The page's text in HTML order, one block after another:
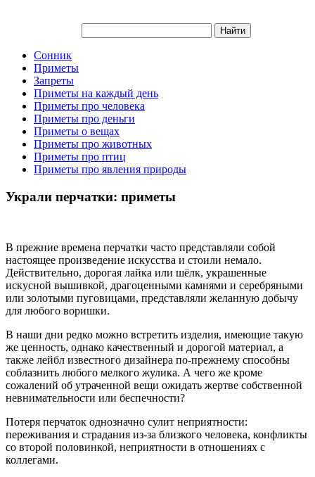
Сонник
Приметы
Запреты
Приметы на каждый день
Приметы про человека
Приметы про деньги
Приметы о вещах
Приметы про животных
Приметы про птиц
Приметы про явления природы
Украли перчатки: приметы
В прежние времена перчатки часто представляли собой
настоящее произведение искусства и стоили немало.
Действительно, дорогая лайка или шёлк, украшенные
искусной вышивкой, драгоценными камнями и серебряными
или золотыми пуговицами, представляли желанную добычу
для любого воришки.
В наши дни редко можно встретить изделия, имеющие такую
же ценность, однако качественный и дорогой материал, а
также лейбл известного дизайнера по-прежнему способны
соблазнить любого мелкого жулика. А чего же кроме
сожалений об утраченной вещи ожидать жертве собственной
невнимательности или беспечности?
Потеря перчаток однозначно сулит неприятности:
переживания и страдания из-за близкого человека, конфликты
со второй половинкой, неприятности в отношениях с
коллегами.